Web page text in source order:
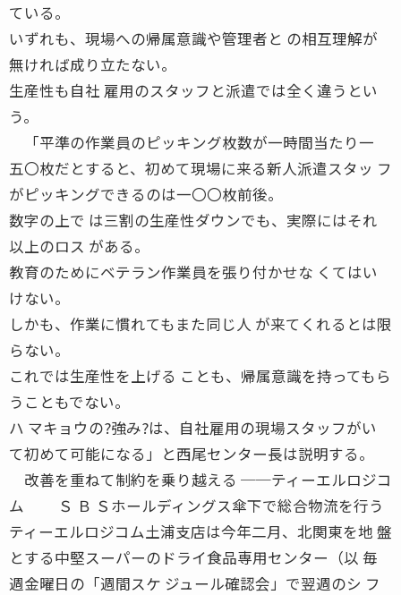
ている。
いずれも、現場への帰属意識や管理者と の相互理解が
無ければ成り立たない。
生産性も自社 雇用のスタッフと派遣では全く違うとい
う。
「平準の作業員のピッキング枚数が一時間当たり一
五〇枚だとすると、初めて現場に来る新人派遣スタッ フ
がピッキングできるのは一〇〇枚前後。
数字の上で は三割の生産性ダウンでも、実際にはそれ
以上のロス がある。
教育のためにベテラン作業員を張り付かせな くてはい
けない。
しかも、作業に慣れてもまた同じ人 が来てくれるとは限
らない。
これでは生産性を上げる ことも、帰属意識を持ってもら
うこともでない。
ハ マキョウの?強み?は、自社雇用の現場スタッフがい
て初めて可能になる」と西尾センター長は説明する。
改善を重ねて制約を乗り越える ──ティーエルロジコ
ム Ｓ Ｂ Ｓホールディングス傘下で総合物流を行う
ティーエルロジコム土浦支店は今年二月、北関東を地 盤
とする中堅スーパーのドライ食品専用センター（以 毎
週金曜日の「週間スケ ジュール確認会」で翌週のシ フ